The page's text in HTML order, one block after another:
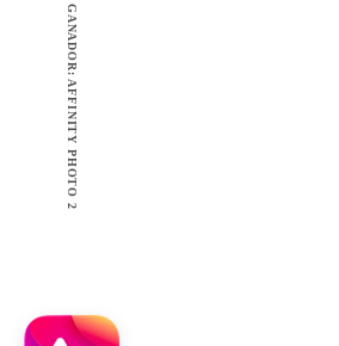
GANADOR: AFFINITY PHOTO 2